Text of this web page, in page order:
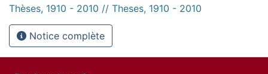
Thèses, 1910 - 2010 // Theses, 1910 - 2010
Notice complète